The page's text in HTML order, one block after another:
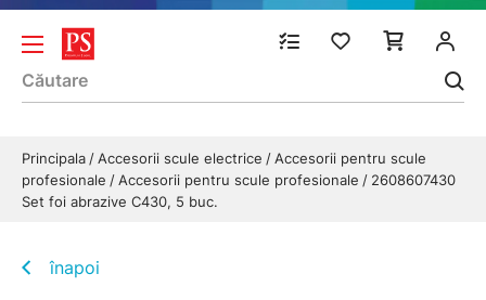
Principala Accesorii scule electrice
Accesorii pentru scule
profesionale
Accesorii pentru scule profesionale
2608607430
Set foi abrazive C430, 5 buc.
înapoi